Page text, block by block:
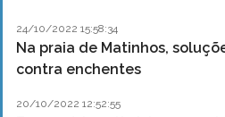
24/10/2022 15:58:34
Na praia de Matinhos,
contra enchentes
20/10/2022 12:52:55